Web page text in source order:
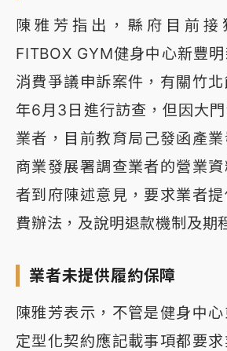
陳雅芳指出，縣府目前接
FITBOX GYM健身中心新豐
消費爭議申訴案件，有關竹
年6月3日進行訪查，但因大
業者，目前教育局己發函產
商業發展署調查業者的營業
者到府陳述意見，要求業者
費辦法，及說明退款機制及期
業者未提供履約保障
陳雅芳表示，不管是健身中
定型化契約應記載事項都要